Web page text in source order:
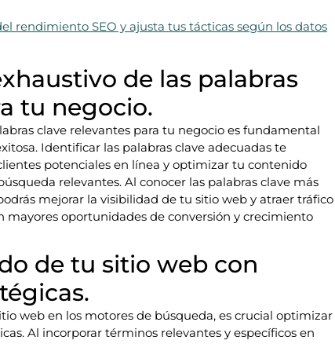
rendimiento SEO y ajusta tus tácticas según los datos
de las palabras
tu negocio.
clave relevantes para tu negocio es fundamental
Identificar las palabras clave adecuadas te
potenciales en línea y optimizar tu contenido
relevantes. Al conocer las palabras clave más
mejorar la visibilidad de tu sitio web y atraer tráfico
mayores oportunidades de conversión y crecimiento
de tu sitio web con
web en los motores de búsqueda, es crucial optimizar
Al incorporar términos relevantes y específicos en